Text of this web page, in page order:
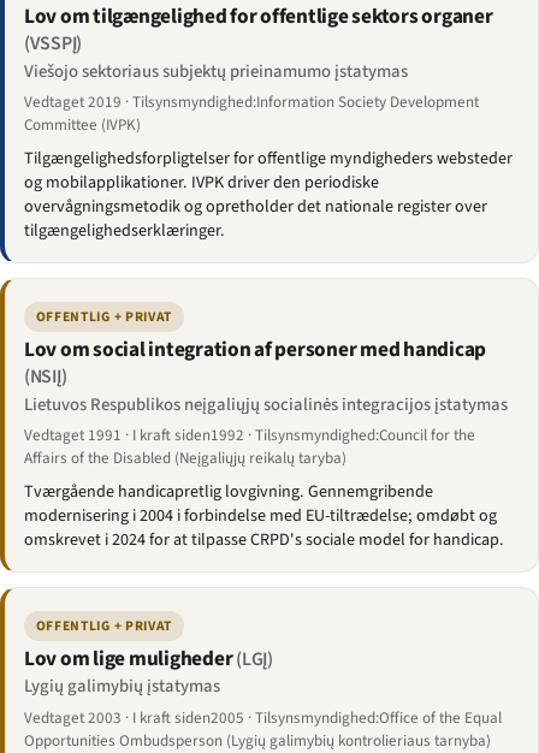
Lov om tilgængelighed for offentlige sektors organer
(VSSPĮ)
Viešojo sektoriaus subjektų prieinamumo įstatymas
Vedtaget 2019 · Tilsynsmyndighed:Information Society Development
Committee (IVPK)
Tilgængelighedsforpligtelser for offentlige myndigheders websteder
og mobilapplikationer. IVPK driver den periodiske
overvågningsmetodik og opretholder det nationale register over
tilgængelighedserklæringer.
OFFENTLIG + PRIVAT
Lov om social integration af personer med handicap
(NSIĮ)
Lietuvos Respublikos neįgaliųjų socialinės integracijos įstatymas
Vedtaget 1991 · I kraft siden1992 · Tilsynsmyndighed:Council for the
Affairs of the Disabled (Neįgaliųjų reikalų taryba)
Tværgående handicapretlig lovgivning. Gennemgribende
modernisering i 2004 i forbindelse med EU-tiltrædelse; omdøbt og
omskrevet i 2024 for at tilpasse CRPD's sociale model for handicap.
OFFENTLIG + PRIVAT
Lov om lige muligheder(LGĮ)
Lygių galimybių įstatymas
Vedtaget 2003 · I kraft siden2005 · Tilsynsmyndighed:Office of the Equal
Opportunities Ombudsperson (Lygių galimybių kontrolieriaus tarnyba)